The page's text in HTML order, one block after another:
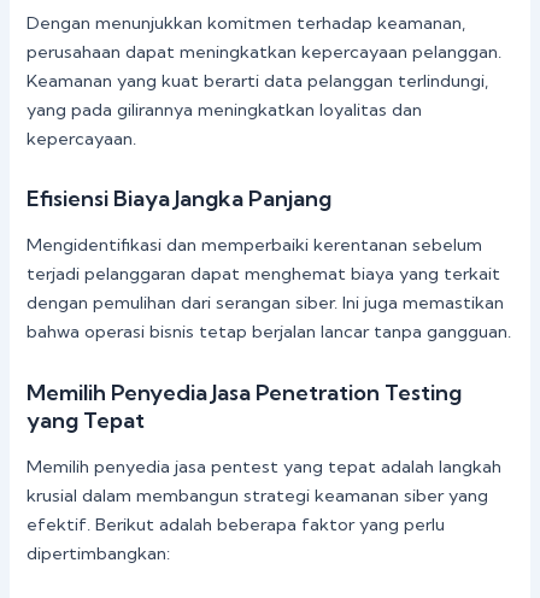
Dengan menunjukkan komitmen terhadap keamanan,
perusahaan dapat meningkatkan kepercayaan pelanggan.
Keamanan yang kuat berarti data pelanggan terlindungi,
yang pada gilirannya meningkatkan loyalitas dan
kepercayaan.
Efisiensi Biaya Jangka Panjang
Mengidentifikasi dan memperbaiki kerentanan sebelum
terjadi pelanggaran dapat menghemat biaya yang terkait
dengan pemulihan dari serangan siber. Ini juga memastikan
bahwa operasi bisnis tetap berjalan lancar tanpa gangguan.
Memilih Penyedia Jasa Penetration Testing
yang Tepat
Memilih penyedia jasa pentest yang tepat adalah langkah
krusial dalam membangun strategi keamanan siber yang
efektif. Berikut adalah beberapa faktor yang perlu
dipertimbangkan: